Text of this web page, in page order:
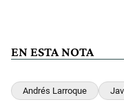
EN ESTA NOTA
Andrés Larroque